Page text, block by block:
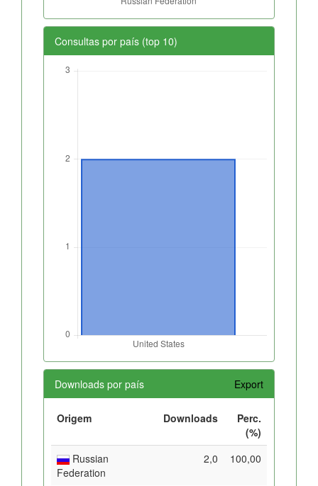
Consultas por país (top 10)
Downloads por país Export
Origem Downloads
Perc.
(%)
Russian
Federation
2,0 100,00